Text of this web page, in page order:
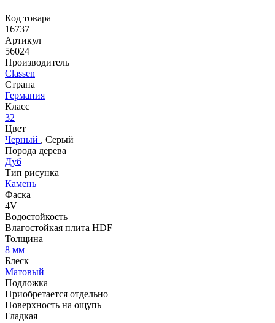
Код товара
16737
Артикул
56024
Производитель
Classen
Страна
Германия
Класс
32
Цвет
Черный , Серый
Порода дерева
Дуб
Тип рисунка
Камень
Фаска
4V
Водостойкость
Влагостойкая плита HDF
Толщина
8 мм
Блеск
Матовый
Подложка
Приобретается отдельно
Поверхность на ощупь
Гладкая